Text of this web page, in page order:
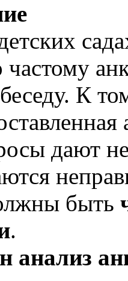
К
дают
быть
.
анализ